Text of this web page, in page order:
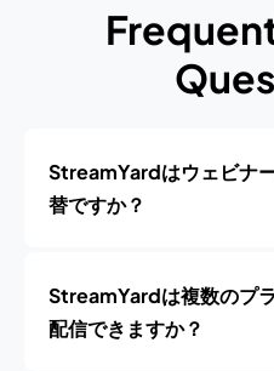
StreamYardはウェビナ
替ですか？
StreamYardは複数のプ
配信できますか？